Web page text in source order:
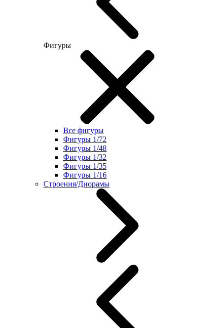
Фигуры
Все фигуры
Фигуры 1/72
Фигуры 1/48
Фигуры 1/32
Фигуры 1/35
Фигуры 1/16
Строения/Диорамы